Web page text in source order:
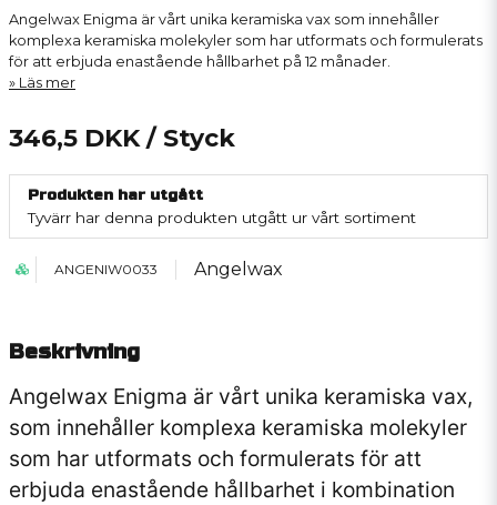
Angelwax Enigma är vårt unika keramiska vax som innehåller
komplexa keramiska molekyler som har utformats och formulerats
för att erbjuda enastående hållbarhet på 12 månader.
Läs mer
346,5 DKK / Styck
Produkten har utgått
Tyvärr har denna produkten utgått ur vårt sortiment
ANGENIW0033 Angelwax
Beskrivning
Angelwax Enigma är vårt unika keramiska vax,
som innehåller komplexa keramiska molekyler
som har utformats och formulerats för att
erbjuda enastående hållbarhet i kombination